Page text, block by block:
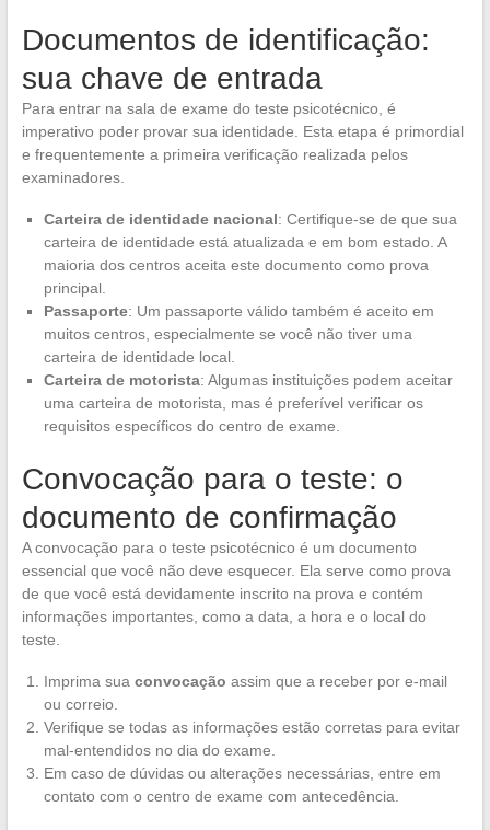
Documentos de identificação:
sua chave de entrada
Para entrar na sala de exame do teste psicotécnico, é
imperativo poder provar sua identidade. Esta etapa é primordial
e frequentemente a primeira verificação realizada pelos
examinadores.
Carteira de identidade nacional: Certifique-se de que sua
carteira de identidade está atualizada e em bom estado. A
maioria dos centros aceita este documento como prova
principal.
Passaporte: Um passaporte válido também é aceito em
muitos centros, especialmente se você não tiver uma
carteira de identidade local.
Carteira de motorista: Algumas instituições podem aceitar
uma carteira de motorista, mas é preferível verificar os
requisitos específicos do centro de exame.
Convocação para o teste: o
documento de confirmação
A convocação para o teste psicotécnico é um documento
essencial que você não deve esquecer. Ela serve como prova
de que você está devidamente inscrito na prova e contém
informações importantes, como a data, a hora e o local do
teste.
Imprima sua convocação assim que a receber por e-mail
ou correio.
Verifique se todas as informações estão corretas para evitar
mal-entendidos no dia do exame.
Em caso de dúvidas ou alterações necessárias, entre em
contato com o centro de exame com antecedência.